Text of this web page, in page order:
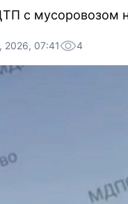
с мусоровозом
2026, 07:41 4